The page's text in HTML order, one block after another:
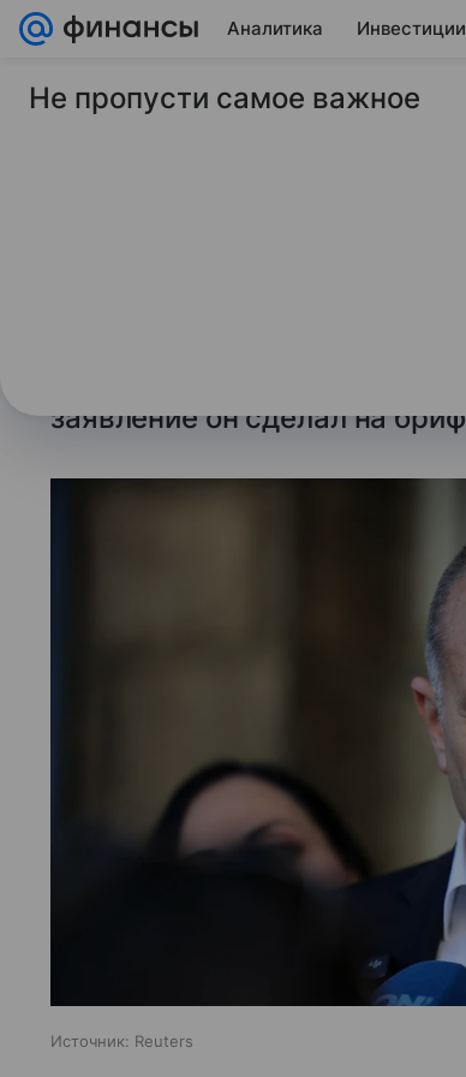
Аналитика Инвестиции
18 июня 2026 Финансы Mail
против РФ,
Премьер-министр Болгарии
не допустит введения
нанести ущерб болгарской
заявление он сделал на
Источник: Reuters
Не пропусти самое важное